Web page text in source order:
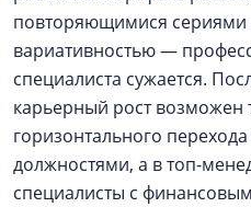
повторяющимися сериями
вариативностью —
специалиста сужается.
карьерный рост возможен
горизонтального
должностями, а в топ-
специалисты с